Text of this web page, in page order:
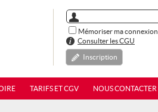
Mémoriser ma connexion
Consulter les CGU
Inscription
TARIFS ET CGV NOUS CONTACTER